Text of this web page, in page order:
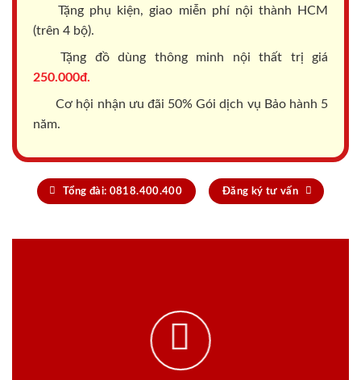
Tặng phụ kiện, giao miễn phí nội thành HCM
(trên 4 bộ).
Tặng đồ dùng thông minh nội thất trị giá
250.000đ.
Cơ hội nhận ưu đãi 50% Gói dịch vụ Bảo hành 5
năm.
Tổng đài: 0818.400.400 Đăng ký tư vấn